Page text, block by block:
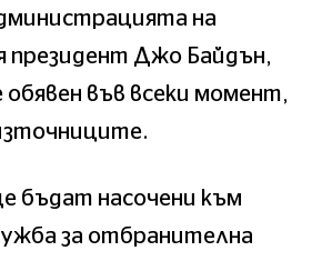
на
президент Джо Байдън,
във всеки момент,
бъдат насочени към
за отбранителна